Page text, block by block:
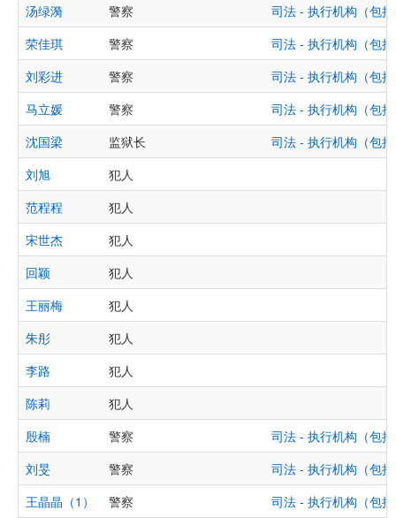
汤绿漪
警察
司法 - 执行机构（包
荣佳琪
警察
司法 - 执行机构（包
刘彩进
警察
司法 - 执行机构（包
马立媛
警察
司法 - 执行机构（包
沈国梁
监狱长
司法 - 执行机构（包
刘旭
犯人
范程程
犯人
宋世杰
犯人
回颖
犯人
王丽梅
犯人
朱彤
犯人
李路
犯人
陈莉
犯人
殷楠
警察
司法 - 执行机构（包
刘旻
警察
司法 - 执行机构（包
王晶晶（1）
警察 司法 - 执行机构（包